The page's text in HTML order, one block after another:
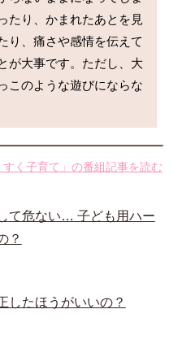
たり、かまれたあとを見
り、痛さや感情を伝えて
が大事です。ただし、大
このような遊びにならな
く子育て」の番組記事を読む
て危ない… 子ども用ハー
？
したほうがいいの？